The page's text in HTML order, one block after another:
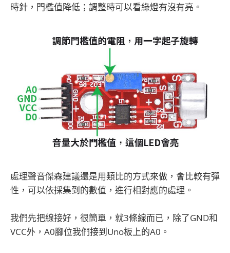
時針，門檻值降低；調整時可以看綠燈有沒有亮。
處理聲音傑森建議還是用類比的方式來做，會比較有彈
性，可以依採集到的數值，進行相對應的處理。
我們先把線接好，很簡單，就3條線而已，除了GND和
VCC外，A0腳位我們接到Uno板上的A0。